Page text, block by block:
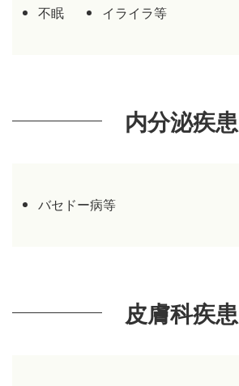
不眠
イライラ等
内分泌疾患
バセドー病等
皮膚科疾患